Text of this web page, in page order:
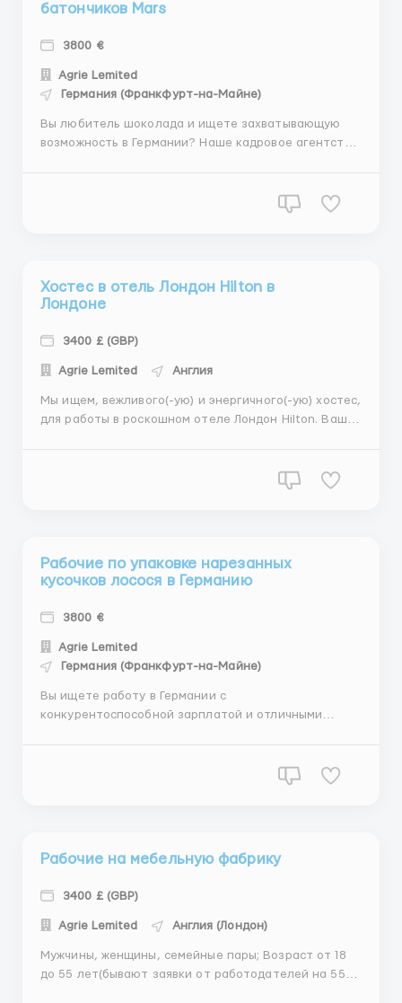
батoнчикoв Mars
3800 €
Agrie Lemited
Германия (Франкфурт-на-Майне)
Вы любитель шоколада и ищете захватывающую
возможность в Германии? Наше кадровое агентство
батончиков Mars.TB в Германии. Эта позиция
Хостес в отель Лондон Hilton в
Лондоне
3400 £ (GBP)
Agrie Lemited Англия
️Мы ищем, вежливого(-ую) и энергичного(-ую) хостес,
для работы в роскошном отеле Лондон Hilton. Ваша
Рабoчие пo упакoвке нарезанных
куcoчкoв лococя в Германию
3800 €
Agrie Lemited
Германия (Франкфурт-на-Майне)
Вы ищете работу в Германии с
конкурентоспособной зарплатой и отличными
кусков нарезанного лосося в Германии с зарплатой
Рабочие на мебельную фабрику
3400 £ (GBP)
Agrie Lemited Англия (Лондон)
Мужчины, женщины, семейные пары; Возраст от 18
до 55 лет(бывают заявки от работодателей на 55+);